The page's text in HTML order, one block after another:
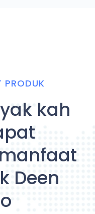
PRODUK
kah
Deen